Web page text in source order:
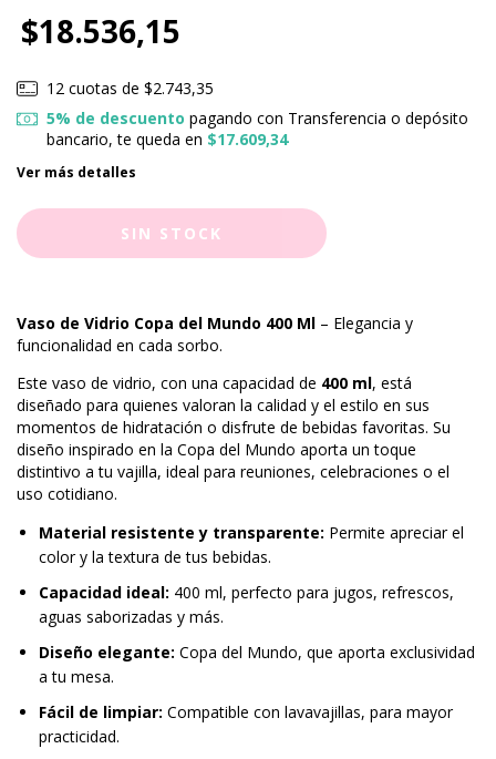
$18.536,15
12 cuotas de $2.743,35
5% de descuento pagando con Transferencia o depósito
bancario, te queda en $17.609,34
Ver más detalles
Vaso de Vidrio Copa del Mundo 400 Ml – Elegancia y
funcionalidad en cada sorbo.
Este vaso de vidrio, con una capacidad de 400 ml, está
diseñado para quienes valoran la calidad y el estilo en sus
momentos de hidratación o disfrute de bebidas favoritas. Su
diseño inspirado en la Copa del Mundo aporta un toque
distintivo a tu vajilla, ideal para reuniones, celebraciones o el
uso cotidiano.
Material resistente y transparente: Permite apreciar el
color y la textura de tus bebidas.
Capacidad ideal: 400 ml, perfecto para jugos, refrescos,
aguas saborizadas y más.
Diseño elegante: Copa del Mundo, que aporta exclusividad
a tu mesa.
Fácil de limpiar: Compatible con lavavajillas, para mayor
practicidad.